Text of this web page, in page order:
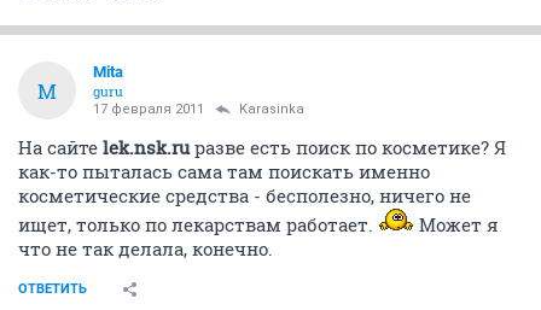
M
Mita
guru
17 февраля 2011 Karasinka
На сайте lek.nsk.ruразве есть поиск по косметике? Я
как-то пыталась сама там поискать именно
косметические средства - бесполезно, ничего не
ищет, только по лекарствам работает.
Может я
что не так делала, конечно.
ОТВЕТИТЬ